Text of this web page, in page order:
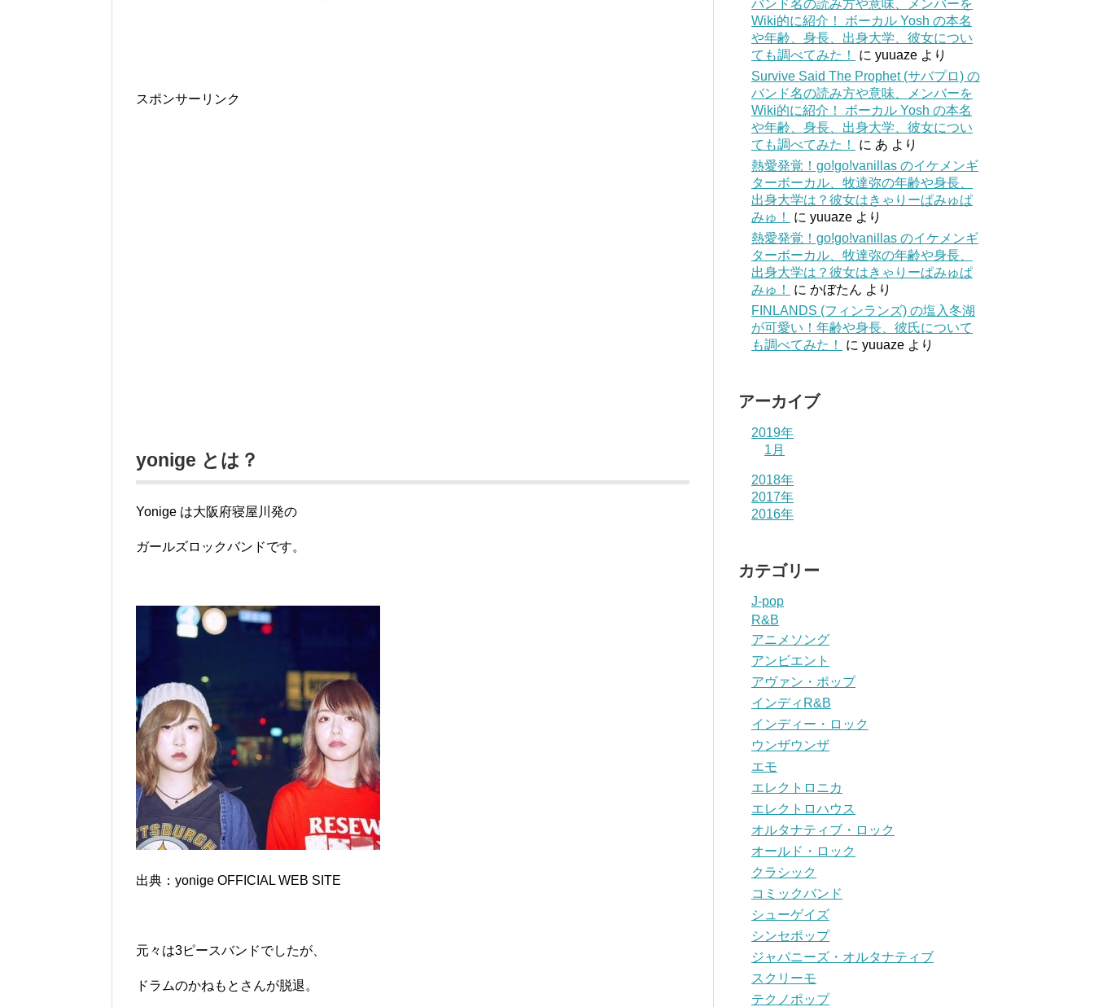
スポンサーリンク
yonige とは？
Yonige は大阪府寝屋川発の
ガールズロックバンドです。
出典：yonige OFFICIAL WEB SITE
元々は3ピースバンドでしたが、
ドラムのかねもとさんが脱退。
バンド名の読み方や意味、メンバーを
Wiki的に紹介！ ボーカル Yosh の本名
や年齢、身長、出身大学、彼女につい
ても調べてみた！
に yuuaze より
Survive Said The Prophet (サバプロ) の
バンド名の読み方や意味、メンバーを
Wiki的に紹介！ ボーカル Yosh の本名
や年齢、身長、出身大学、彼女につい
ても調べてみた！
に あ より
熱愛発覚！go!go!vanillas のイケメンギ
ターボーカル、牧達弥の年齢や身長、
出身大学は？彼女はきゃりーぱみゅぱ
みゅ！
に yuuaze より
熱愛発覚！go!go!vanillas のイケメンギ
ターボーカル、牧達弥の年齢や身長、
出身大学は？彼女はきゃりーぱみゅぱ
みゅ！
に かぼたん より
FINLANDS (フィンランズ) の塩入冬湖
が可愛い！年齢や身長、彼氏について
も調べてみた！
に yuuaze より
アーカイブ
2019年
1月
2018年
2017年
2016年
カテゴリー
J-pop
R&B
アニメソング
アンビエント
アヴァン・ポップ
インディR&B
インディー・ロック
ウンザウンザ
エモ
エレクトロニカ
エレクトロハウス
オルタナティブ・ロック
オールド・ロック
クラシック
コミックバンド
シューゲイズ
シンセポップ
ジャパニーズ・オルタナティブ
スクリーモ
テクノポップ